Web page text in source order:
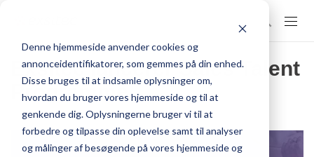
Denne hjemmeside anvender cookies og
annonceidentifikatorer, som gemmes på din enhed.
Disse bruges til at indsamle oplysninger om,
hvordan du bruger vores hjemmeside og til at
genkende dig. Oplysningerne bruger vi til at
forbedre og tilpasse din oplevelse samt til analyser
og målinger af besøgende på vores hjemmeside og
Exsitec lancerer Sales Talent
Programme